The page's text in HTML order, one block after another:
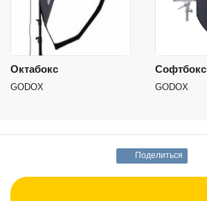
Октабокс
GODOX
Софтбокс
GODOX
Поделиться